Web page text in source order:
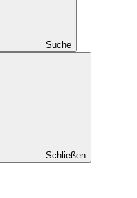
Suche
Schließen